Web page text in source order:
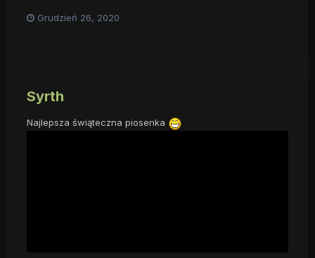
Grudzień 26, 2020
Syrth
Najlepsza świąteczna piosenka